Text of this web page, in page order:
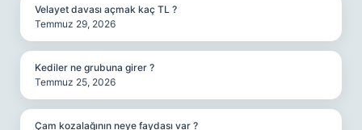
Velayet davası açmak kaç TL ?
Temmuz 29, 2026
Kediler ne grubuna girer ?
Temmuz 25, 2026
Çam kozalağının neye faydası var ?